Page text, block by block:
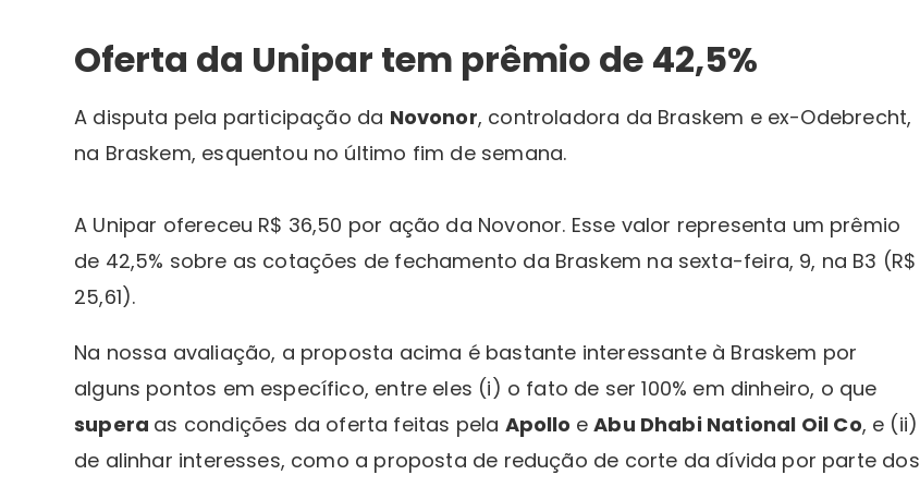
Oferta da Unipar tem prêmio de 42,5%
A disputa pela participação da Novonor, controladora da Braskem e ex-Odebrecht,
na Braskem, esquentou no último fim de semana.
A Unipar ofereceu R$ 36,50 por ação da Novonor. Esse valor representa um prêmio
de 42,5% sobre as cotações de fechamento da Braskem na sexta-feira, 9, na B3 (R$
25,61).
Na nossa avaliação, a proposta acima é bastante interessante à Braskem por
alguns pontos em específico, entre eles (i) o fato de ser 100% em dinheiro, o que
supera as condições da oferta feitas pela Apollo eAbu Dhabi National Oil Co, e (ii)
de alinhar interesses, como a proposta de redução de corte da dívida por parte dos